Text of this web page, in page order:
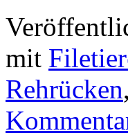
mit
Rehrücken,